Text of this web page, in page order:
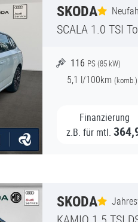
SKODA
SCALA 1.0 TSI
116 PS (85 kW)
5,1 l/100km (komb.)
Finanzierung
z.B. für mtl.
SKODA